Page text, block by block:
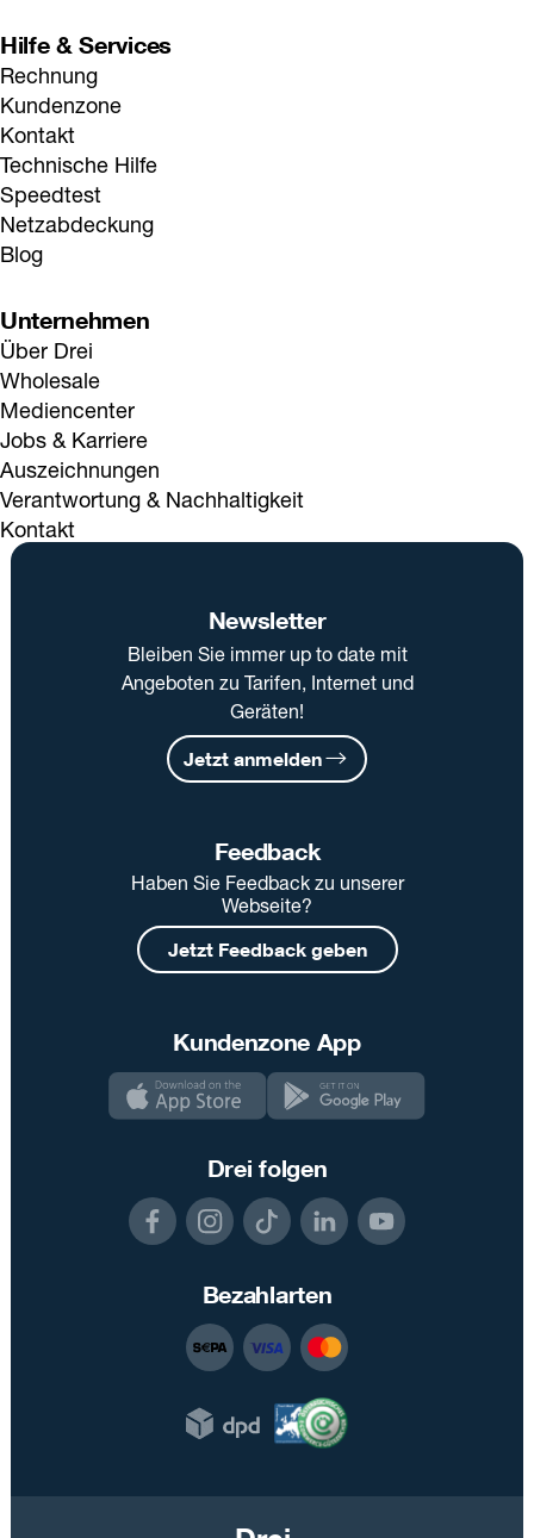
Hilfe & Services
Rechnung
Kundenzone
Kontakt
Technische Hilfe
Speedtest
Netzabdeckung
Blog
Unternehmen
Über Drei
Wholesale
Mediencenter
Jobs & Karriere
Auszeichnungen
Verantwortung & Nachhaltigkeit
Kontakt
Newsletter
Bleiben Sie immer up to date mit
Angeboten zu Tarifen, Internet und
Geräten!
Jetzt anmelden
Feedback
Haben Sie Feedback zu unserer
Webseite?
Jetzt Feedback geben
Kundenzone App
Drei folgen
Bezahlarten